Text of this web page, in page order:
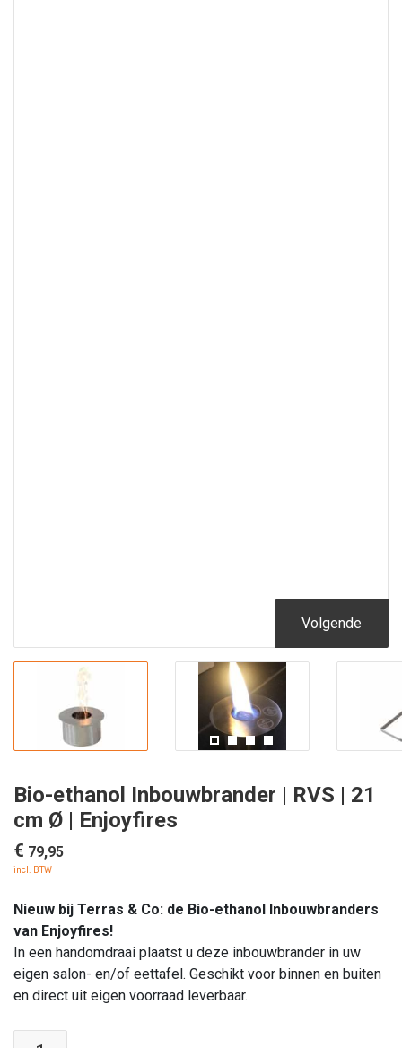
Volgende
Bio-ethanol Inbouwbrander | RVS | 21
cm Ø | Enjoyfires
€ 79,95
incl. BTW
Nieuw bij Terras & Co: de Bio-ethanol Inbouwbranders
van Enjoyfires!
In een handomdraai plaatst u deze inbouwbrander in uw
eigen salon- en/of eettafel. Geschikt voor binnen en buiten
en direct uit eigen voorraad leverbaar.